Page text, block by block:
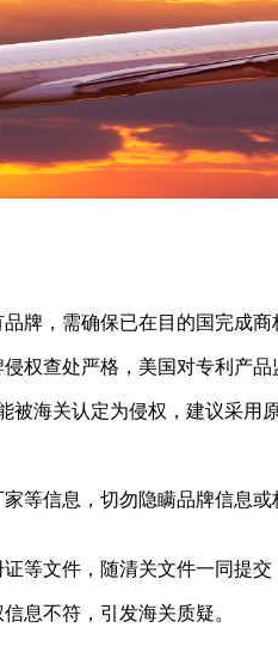
，需确保已在目的国完成商
查处严格，美国对专利产品
海关认定为侵权，建议采用
信息，切勿隐瞒品牌信息
文件，随清关文件一同提交
息不符，引发海关质疑。